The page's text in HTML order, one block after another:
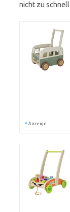
nicht zu
* Anzeige